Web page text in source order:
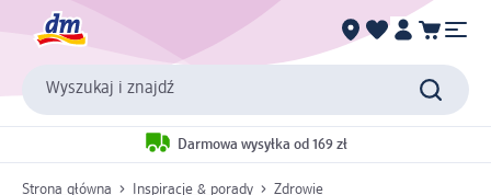
Wyszukaj i znajdź
Darmowa wysyłka od 169 zł
Strona główna Inspiracje & porady Zdrowie